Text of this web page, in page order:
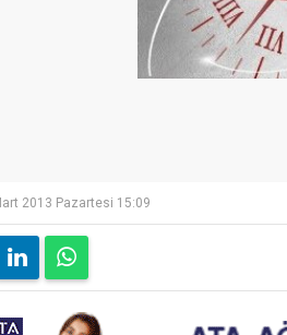
2013 Pazartesi 15:09